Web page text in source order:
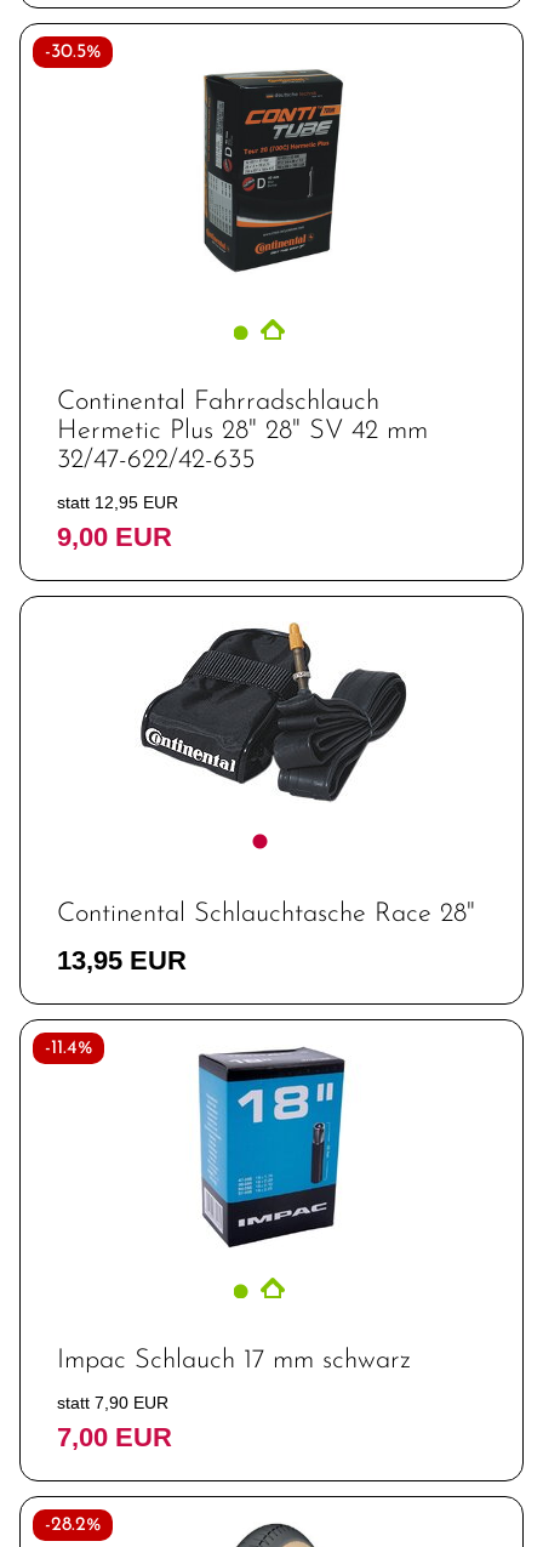
-30.5%
Continental Fahrradschlauch
Hermetic Plus 28" 28" SV 42 mm
32/47-622/42-635
statt 12,95 EUR
9,00 EUR
Continental Schlauchtasche Race 28"
13,95 EUR
-11.4%
Impac Schlauch 17 mm schwarz
statt 7,90 EUR
7,00 EUR
-28.2%